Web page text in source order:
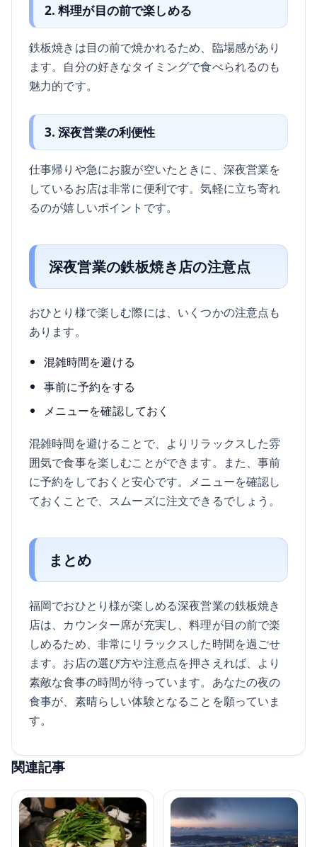
2. 料理が目の前で楽しめる
鉄板焼きは目の前で焼かれるため、臨場感があり
ます。自分の好きなタイミングで食べられるのも
魅力的です。
3. 深夜営業の利便性
仕事帰りや急にお腹が空いたときに、深夜営業を
しているお店は非常に便利です。気軽に立ち寄れ
るのが嬉しいポイントです。
深夜営業の鉄板焼き店の注意点
おひとり様で楽しむ際には、いくつかの注意点も
あります。
混雑時間を避ける
事前に予約をする
メニューを確認しておく
混雑時間を避けることで、よりリラックスした雰
囲気で食事を楽しむことができます。また、事前
に予約をしておくと安心です。メニューを確認し
ておくことで、スムーズに注文できるでしょう。
まとめ
福岡でおひとり様が楽しめる深夜営業の鉄板焼き
店は、カウンター席が充実し、料理が目の前で楽
しめるため、非常にリラックスした時間を過ごせ
ます。お店の選び方や注意点を押さえれば、より
素敵な食事の時間が待っています。あなたの夜の
食事が、素晴らしい体験となることを願っていま
す。
関連記事